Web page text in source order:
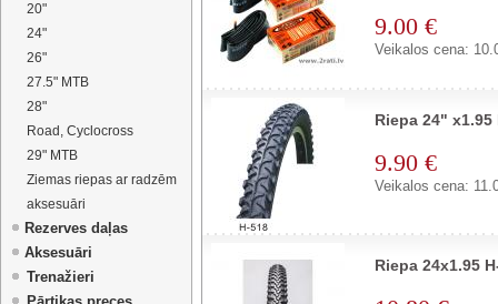
20"
24"
26"
27.5" MTB
28"
Road, Cyclocross
29" MTB
Ziemas riepas ar radzēm
aksesuāri
Rezerves daļas
Aksesuāri
Trenažieri
9.00 €
Veikalos cena:
Riepa 24"
9.90 €
Veikalos cena:
Riepa 24x1.95